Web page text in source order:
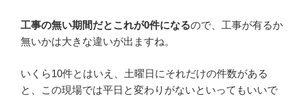
工事の無い期間だとこれが0件になるので、工事が有るか
無いかは大きな違いが出ますね。
いくら10件とはいえ、土曜日にそれだけの件数がある
と、この現場では平日と変わりがないといってもいいで